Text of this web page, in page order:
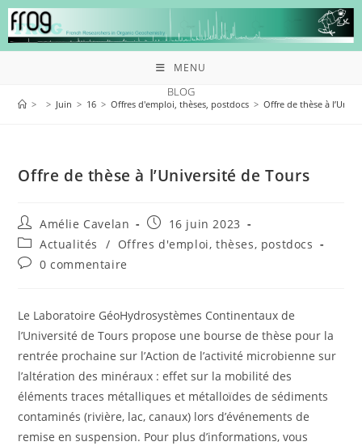
MENU
BLOG
> > Juin > 16 > Offres d'emploi, thèses, postdocs > Offre de thèse à
Offre de thèse à l’Université de Tours
Amélie Cavelan
16 juin 2023
Actualités
/ Offres d'emploi, thèses, postdocs
0 commentaire
Le Laboratoire GéoHydrosystèmes Continentaux de
l’Université de Tours propose une bourse de thèse pour la
rentrée prochaine sur l’Action de l’activité microbienne sur
l’altération des minéraux : effet sur la mobilité des
éléments traces métalliques et métalloïdes de sédiments
contaminés (rivière, lac, canaux) lors d’événements de
remise en suspension. Pour plus d’informations, vous